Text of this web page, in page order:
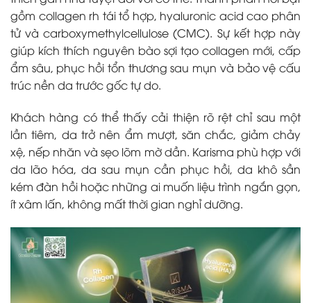
gồm collagen rh tái tổ hợp, hyaluronic acid cao phân
tử và carboxymethylcellulose (CMC). Sự kết hợp này
giúp kích thích nguyên bào sợi tạo collagen mới, cấp
ẩm sâu, phục hồi tổn thương sau mụn và bảo vệ cấu
trúc nền da trước gốc tự do.
Khách hàng có thể thấy cải thiện rõ rệt chỉ sau một
lần tiêm, da trở nên ẩm mượt, săn chắc, giảm chảy
xệ, nếp nhăn và sẹo lõm mờ dần. Karisma phù hợp với
da lão hóa, da sau mụn cần phục hồi, da khô sần
kém đàn hồi hoặc những ai muốn liệu trình ngắn gọn,
ít xâm lấn, không mất thời gian nghỉ dưỡng.